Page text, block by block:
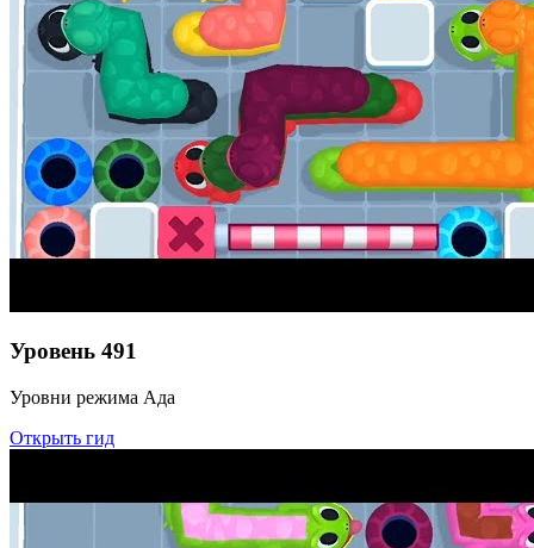
Уровень 491
Уровни режима Ада
Открыть гид